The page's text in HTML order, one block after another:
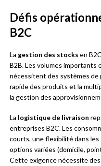
Défis
B2C
La gestion des stocks en
B2B. Les volumes importants
nécessitent des systèmes de
rapide des produits et la
la gestion des
La logistique de livraison
entreprises B2C. Les
courts, une flexibilité dans
options variées (domicile,
Cette exigence nécessite